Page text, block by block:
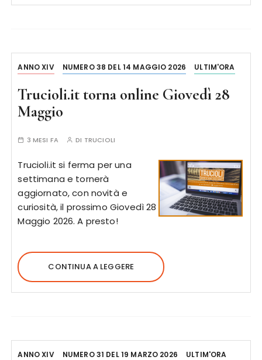
ANNO XIV NUMERO 38 DEL 14 MAGGIO 2026 ULTIM'ORA
Trucioli.it torna online Giovedì 28
Maggio
3 MESI FA DI TRUCIOLI
Trucioli.it si ferma per una
settimana e tornerà
aggiornato, con novità e
curiosità, il prossimo Giovedì 28
Maggio 2026. A presto!
CONTINUA A LEGGERE
ANNO XIV NUMERO 31 DEL 19 MARZO 2026 ULTIM'ORA